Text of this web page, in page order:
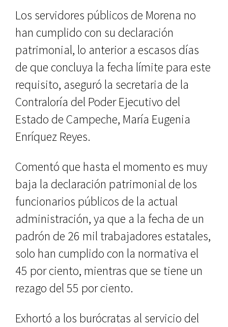
Los servidores públicos de Morena no
han cumplido con su declaración
patrimonial, lo anterior a escasos días
de que concluya la fecha límite para este
requisito, aseguró la secretaria de la
Contraloría del Poder Ejecutivo del
Estado de Campeche, María Eugenia
Enríquez Reyes.
Comentó que hasta el momento es muy
baja la declaración patrimonial de los
funcionarios públicos de la actual
administración, ya que a la fecha de un
padrón de 26 mil trabajadores estatales,
solo han cumplido con la normativa el
45 por ciento, mientras que se tiene un
rezago del 55 por ciento.
Exhortó a los burócratas al servicio del